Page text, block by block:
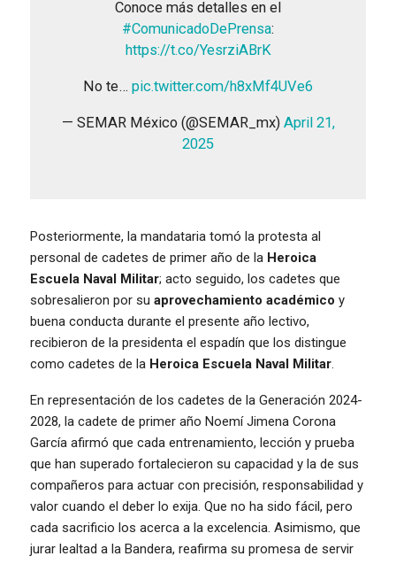
Conoce más detalles en el
#ComunicadoDePrensa:
https://t.co/YesrziABrK
No te… pic.twitter.com/h8xMf4UVe6
— SEMAR México (@SEMAR_mx) April 21,
2025
Posteriormente, la mandataria tomó la protesta al
personal de cadetes de primer año de la Heroica
Escuela Naval Militar; acto seguido, los cadetes que
sobresalieron por su aprovechamiento académico y
buena conducta durante el presente año lectivo,
recibieron de la presidenta el espadín que los distingue
como cadetes de la Heroica Escuela Naval Militar.
En representación de los cadetes de la Generación 2024-
2028, la cadete de primer año Noemí Jimena Corona
García afirmó que cada entrenamiento, lección y prueba
que han superado fortalecieron su capacidad y la de sus
compañeros para actuar con precisión, responsabilidad y
valor cuando el deber lo exija. Que no ha sido fácil, pero
cada sacrificio los acerca a la excelencia. Asimismo, que
jurar lealtad a la Bandera, reafirma su promesa de servir